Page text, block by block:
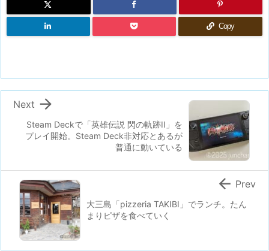
Copy
Steam Deckで「英雄伝説 閃の軌跡II」を
プレイ開始。Steam Deck非対応とあるが
普通に動いている

Next
大三島「pizzeria TAKIBI」でランチ。たん
まりピザを食べていく
 Prev